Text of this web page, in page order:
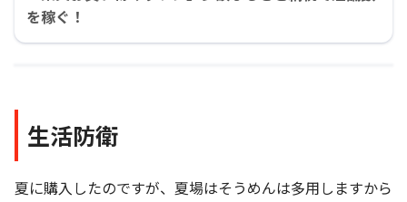
を稼ぐ！
生活防衛
夏に購入したのですが、夏場はそうめんは多用しますから